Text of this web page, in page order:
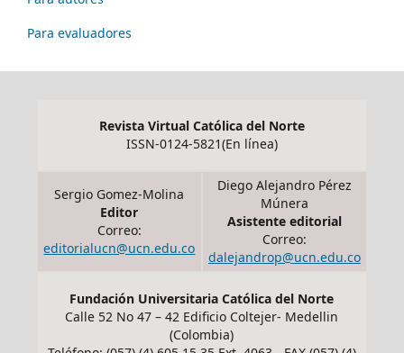
Para evaluadores
Revista Virtual Católica del Norte
ISSN-0124-5821(En línea)
Sergio Gomez-Molina
Editor
Correo:
editorialucn@ucn.edu.co
Diego Alejandro Pérez
Múnera
Asistente editorial
Correo:
dalejandrop@ucn.edu.co
Fundación Universitaria Católica del Norte
Calle 52 No 47 – 42 Edificio Coltejer- Medellin
(Colombia)